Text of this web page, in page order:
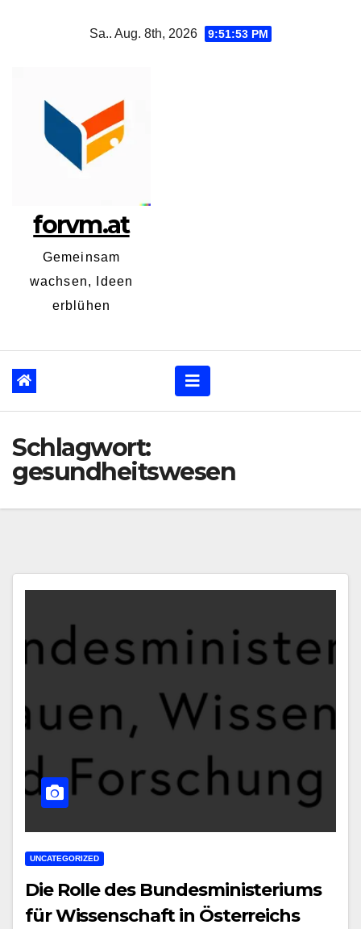
Sa.. Aug. 8th, 2026 9:51:54 PM
forvm.at
Gemeinsam
wachsen, Ideen
erblühen
Schlagwort:
gesundheitswesen
UNCATEGORIZED
Die Rolle des Bundesministeriums
für Wissenschaft in Österreichs